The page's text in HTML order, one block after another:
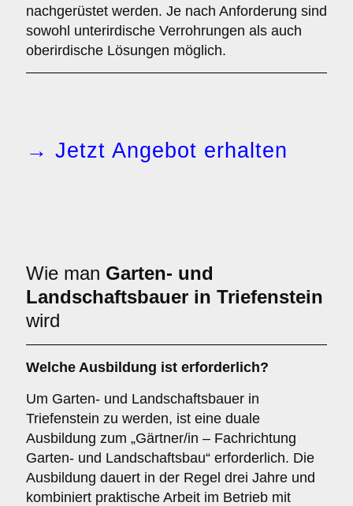
nachgerüstet werden. Je nach Anforderung sind
sowohl unterirdische Verrohrungen als auch
oberirdische Lösungen möglich.
→ Jetzt Angebot erhalten
Wie man Garten- und
Landschaftsbauer in Triefenstein
wird
Welche Ausbildung ist erforderlich?
Um Garten- und Landschaftsbauer in
Triefenstein zu werden, ist eine duale
Ausbildung zum „Gärtner/in – Fachrichtung
Garten- und Landschaftsbau“ erforderlich. Die
Ausbildung dauert in der Regel drei Jahre und
kombiniert praktische Arbeit im Betrieb mit